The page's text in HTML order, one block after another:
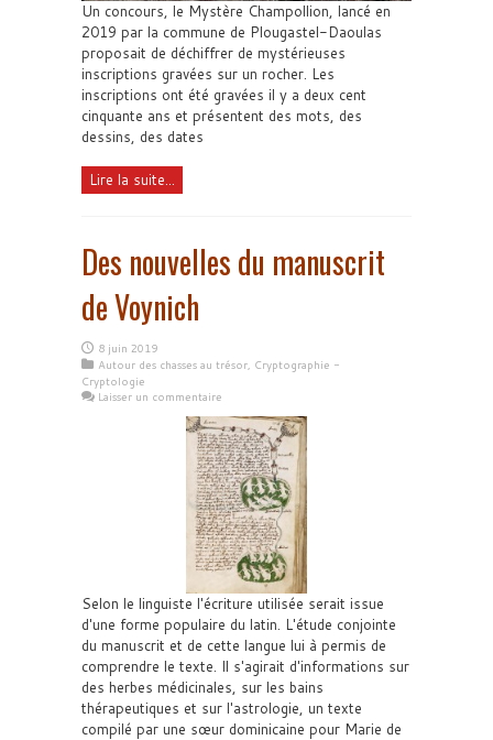
Un concours, le Mystère Champollion, lancé en
2019 par la commune de Plougastel-Daoulas
proposait de déchiffrer de mystérieuses
inscriptions gravées sur un rocher. Les
inscriptions ont été gravées il y a deux cent
cinquante ans et présentent des mots, des
dessins, des dates
Lire la suite...
Des nouvelles du manuscrit
de Voynich
8 juin 2019
Autour des chasses au trésor, Cryptographie -
Cryptologie
Laisser un commentaire
Selon le linguiste l'écriture utilisée serait issue
d'une forme populaire du latin. L'étude conjointe
du manuscrit et de cette langue lui à permis de
comprendre le texte. Il s'agirait d'informations sur
des herbes médicinales, sur les bains
thérapeutiques et sur l'astrologie, un texte
compilé par une sœur dominicaine pour Marie de